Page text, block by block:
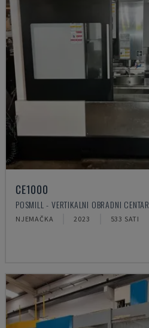
CE1000
POSMILL - VERTIKALNI OBRADNI CENTAR
NJEMAČKA 2023 533 SATI